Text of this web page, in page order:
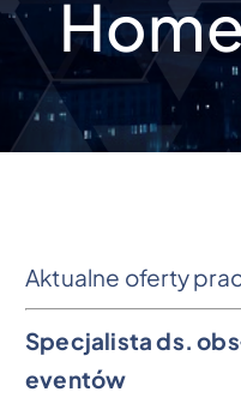
Aktualne oferty
Specjalista ds.
eventów